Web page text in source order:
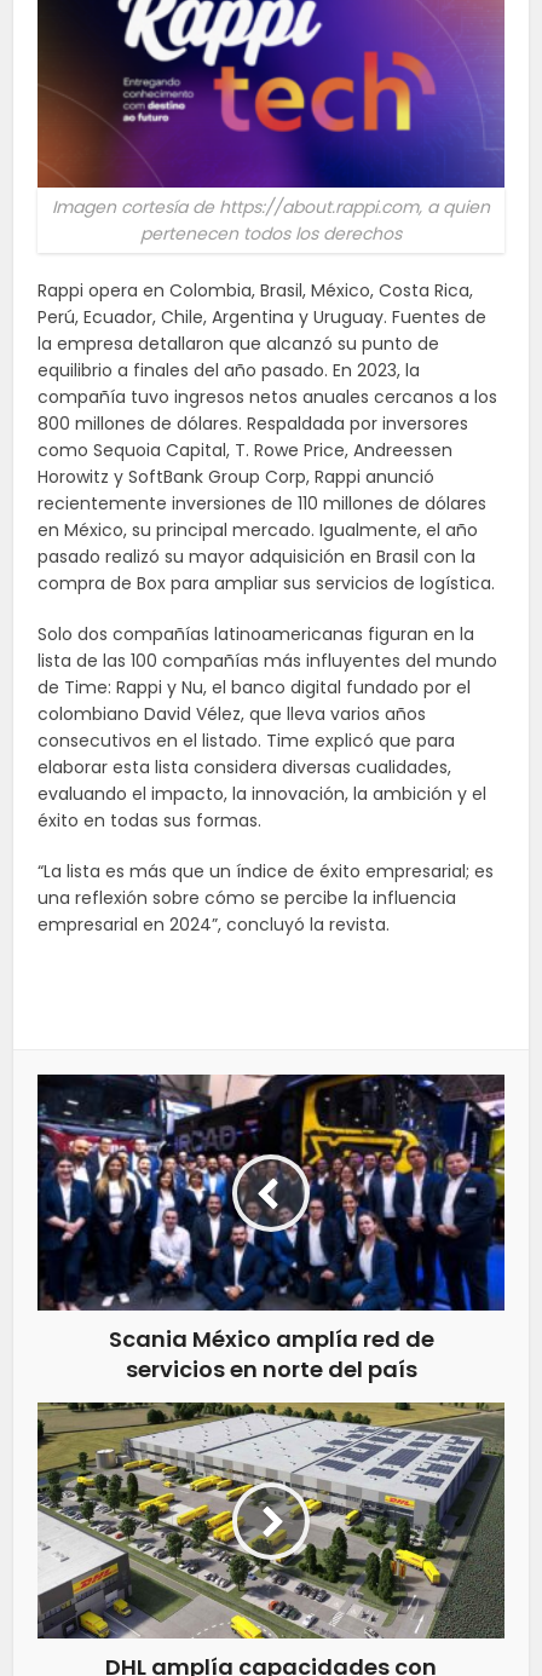
Imagen cortesía de https://about.rappi.com, a quien
pertenecen todos los derechos
Rappi opera en Colombia, Brasil, México, Costa Rica,
Perú, Ecuador, Chile, Argentina y Uruguay. Fuentes de
la empresa detallaron que alcanzó su punto de
equilibrio a finales del año pasado. En 2023, la
compañía tuvo ingresos netos anuales cercanos a los
800 millones de dólares. Respaldada por inversores
como Sequoia Capital, T. Rowe Price, Andreessen
Horowitz y SoftBank Group Corp, Rappi anunció
recientemente inversiones de 110 millones de dólares
en México, su principal mercado. Igualmente, el año
pasado realizó su mayor adquisición en Brasil con la
compra de Box para ampliar sus servicios de logística.
Solo dos compañías latinoamericanas figuran en la
lista de las 100 compañías más influyentes del mundo
de Time: Rappi y Nu, el banco digital fundado por el
colombiano David Vélez, que lleva varios años
consecutivos en el listado. Time explicó que para
elaborar esta lista considera diversas cualidades,
evaluando el impacto, la innovación, la ambición y el
éxito en todas sus formas.
“La lista es más que un índice de éxito empresarial; es
una reflexión sobre cómo se percibe la influencia
empresarial en 2024”, concluyó la revista.
Scania México amplía red de
servicios en norte del país
DHL amplía capacidades con